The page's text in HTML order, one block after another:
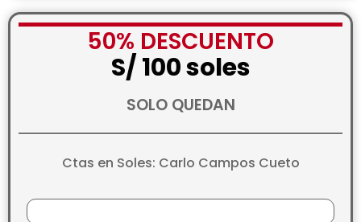
50% DESCUENTO
S/ 100 soles
SOLO QUEDAN
Ctas en Soles: Carlo Campos Cueto